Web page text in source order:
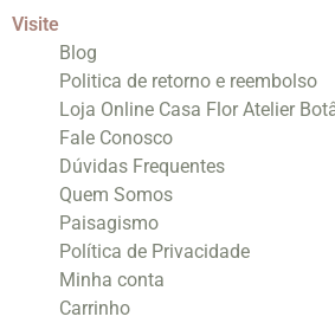
Visite
Blog
Politica de retorno e reembolso
Loja Online Casa Flor Atelier
Fale Conosco
Dúvidas Frequentes
Quem Somos
Paisagismo
Política de Privacidade
Minha conta
Carrinho